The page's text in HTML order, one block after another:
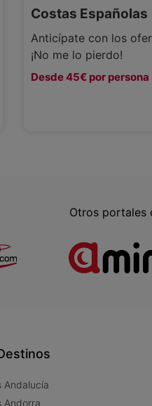
Costas Españolas
Anticípate con los
¡No me lo pierdo!
Desde 45€ por persona
Otros portales
Andalucía
Andorra